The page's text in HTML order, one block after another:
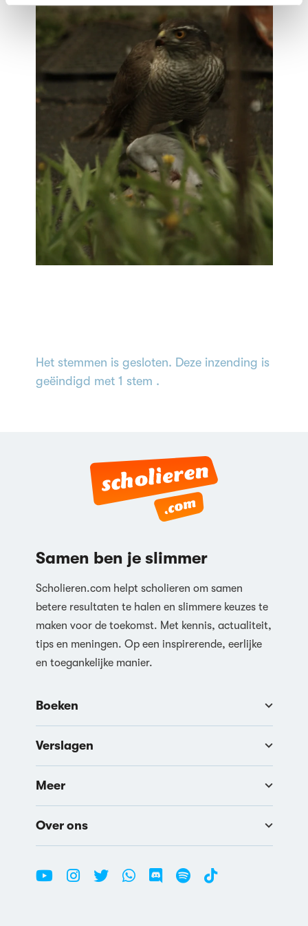
Het stemmen is gesloten. Deze inzending is
geëindigd met 1 stem .
Samen ben je slimmer
Scholieren.com helpt scholieren om samen
betere resultaten te halen en slimmere keuzes te
maken voor de toekomst. Met kennis, actualiteit,
tips en meningen. Op een inspirerende, eerlijke
en toegankelijke manier.
Boeken
Verslagen
Meer
Over ons